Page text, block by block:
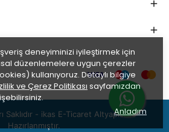
deneyiminizi iyileştirmek için
düzenlemelere uygun çerezler
kullanıyoruz. Detaylı bilgiye
ve Çerez Politikası sayfamızdan
Anladım
Saklıdır - ikas E-Ticaret Altyapısı ile
Hazırlanmıştır.